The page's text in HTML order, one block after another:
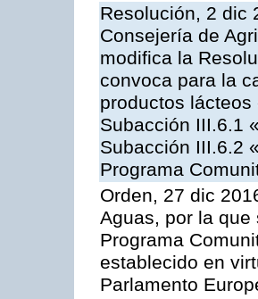
Resolución, 2 dic
Consejería de
modifica la
convoca para la
productos
Subacción III.6.1
Subacción III.6.2
Programa
Orden, 27 dic
Aguas, por la
Programa
establecido en
Parlamento